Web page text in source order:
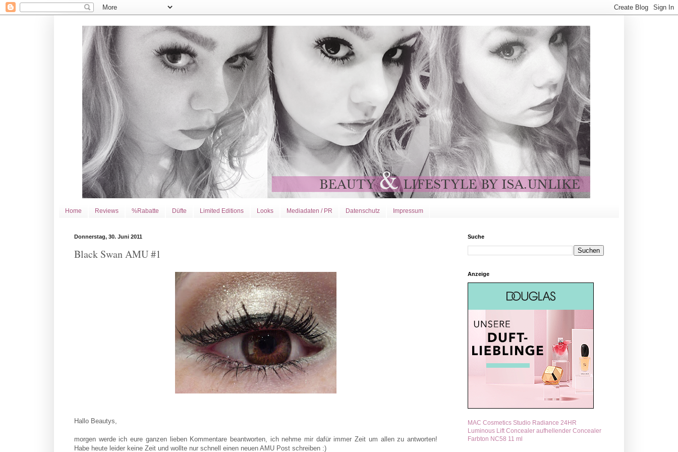
Home Reviews %Rabatte Düfte Limited Editions Looks Mediadaten / PR Datenschutz Impressum
Donnerstag, 30. Juni 2011
Black Swan AMU #1
Hallo Beautys,
morgen werde ich eure ganzen lieben Kommentare beantworten, ich nehme mir dafür immer Zeit um allen zu antworten!
Habe heute leider keine Zeit und wollte nur schnell einen neuen AMU Post schreiben :)
Suche
Anzeige
MAC Cosmetics Studio Radiance 24HR
Luminous Lift Concealer aufhellender Concealer
Farbton NC58 11 ml